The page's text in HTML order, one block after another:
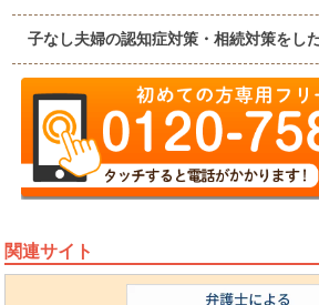
子なし夫婦の認知症対策・相続対策をし
関連サイト